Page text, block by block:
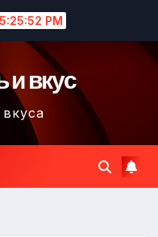
5:25:52 PM
и вкус